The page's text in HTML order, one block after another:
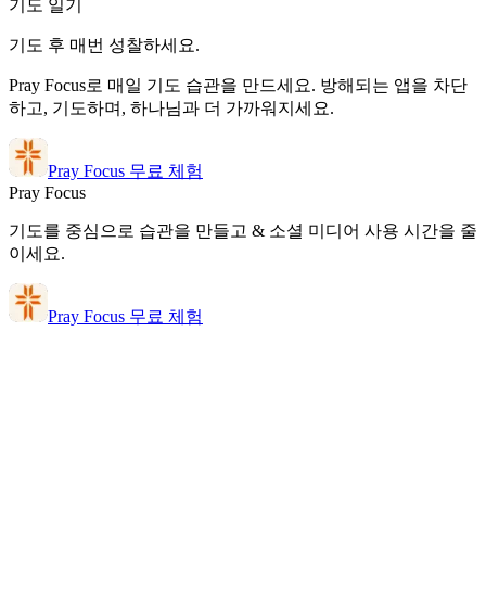
기도 일기
기도 후 매번 성찰하세요.
Pray Focus로 매일 기도 습관을 만드세요. 방해되는 앱을 차단
하고, 기도하며, 하나님과 더 가까워지세요.
Pray Focus 무료 체험
Pray Focus
기도를 중심으로 습관을 만들고 & 소셜 미디어 사용 시간을 줄
이세요.
Pray Focus 무료 체험